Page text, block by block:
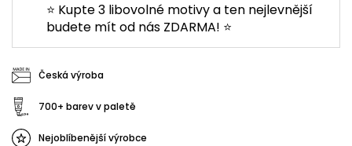
⭐ Kupte 3 libovolné motivy a ten nejlevnější
budete mít od nás ZDARMA! ⭐
Česká výroba
700+ barev v paletě
Nejoblíbenější výrobce